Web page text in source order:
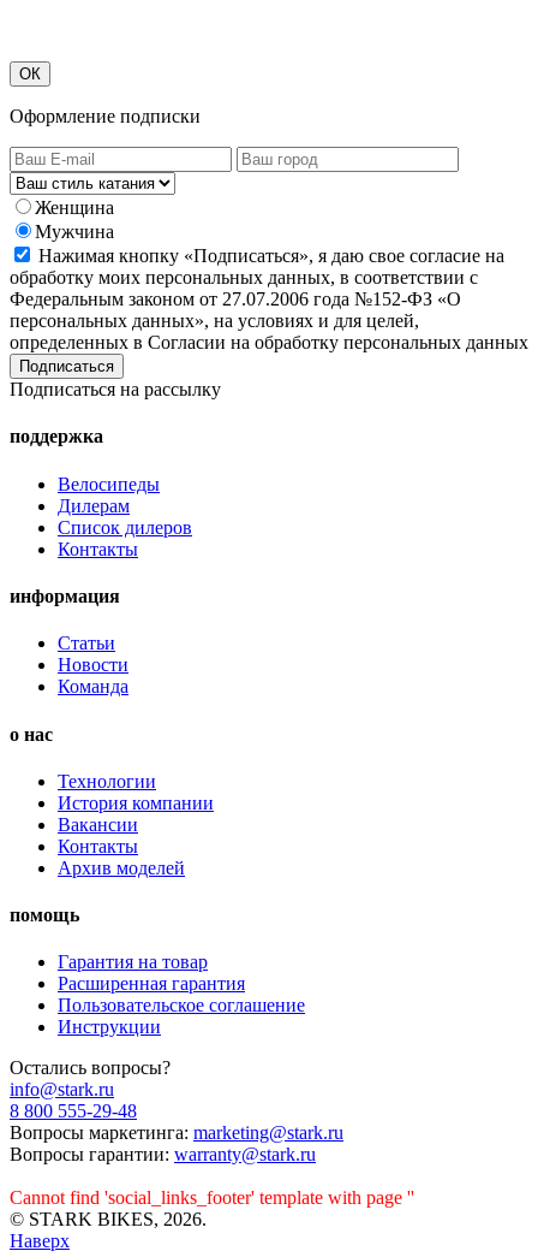
ОК
Оформление подписки
Женщина
Мужчина
Нажимая кнопку «Подписаться», я даю свое согласие на
обработку моих персональных данных, в соответствии с
Федеральным законом от 27.07.2006 года №152-ФЗ «О
персональных данных», на условиях и для целей,
определенных в Согласии на обработку персональных данных
Подписаться на рассылку
поддержка
Велосипеды
Дилерам
Список дилеров
Контакты
информация
Статьи
Новости
Команда
о нас
Технологии
История компании
Вакансии
Контакты
Архив моделей
помощь
Гарантия на товар
Расширенная гарантия
Пользовательское соглашение
Инструкции
Остались вопросы?
info@stark.ru
8 800 555-29-48
Вопросы маркетинга: marketing@stark.ru
Вопросы гарантии: warranty@stark.ru
Cannot find 'social_links_footer' template with page ''
© STARK BIKES, 2026.
Наверх